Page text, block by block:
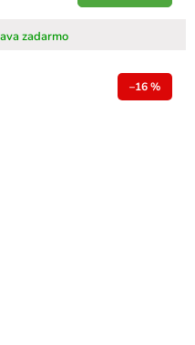
zadarmo
–16 %